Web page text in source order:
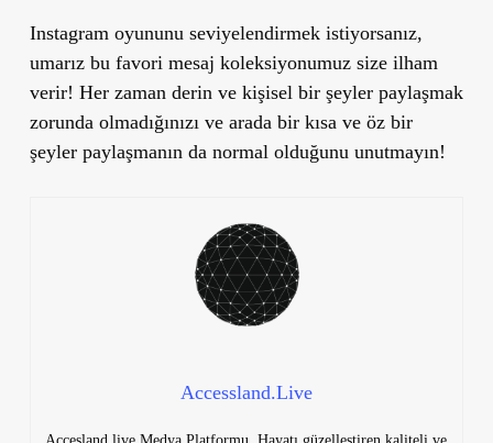
Instagram oyununu seviyelendirmek istiyorsanız,
umarız bu favori mesaj koleksiyonumuz size ilham
verir! Her zaman derin ve kişisel bir şeyler paylaşmak
zorunda olmadığınızı ve arada bir kısa ve öz bir
şeyler paylaşmanın da normal olduğunu unutmayın!
Accessland.Live